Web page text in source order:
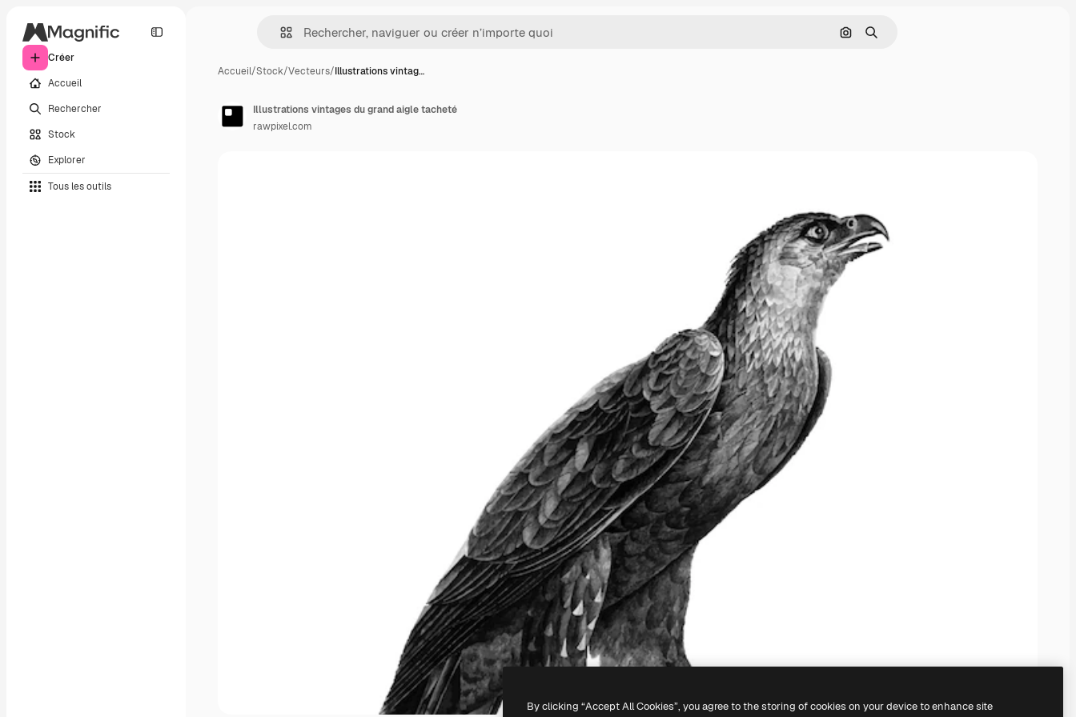
Créer
Accueil
Rechercher
Stock
Explorer
Tous les outils
Rechercher par image
Rechercher
Accueil/Stock/Vecteurs/Illustrations vintag…
Illustrations vintages du grand aigle tacheté
rawpixel.com
By clicking “Accept All Cookies”, you agree to the storing of cookies on your device to enhance site